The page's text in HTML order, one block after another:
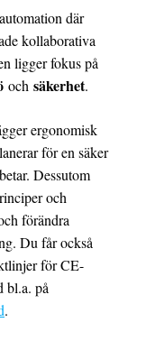
där
kollaborativa
ligger fokus på
och säkerhet.
ergonomisk
för en säker
Dessutom
och
förändra
Du får också
för CE-
bl.a. på
.